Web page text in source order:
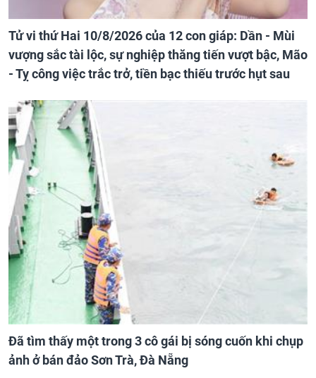
Tử vi thứ Hai 10/8/2026 của 12 con giáp: Dần - Mùi
vượng sắc tài lộc, sự nghiệp thăng tiến vượt bậc, Mão
- Tỵ công việc trắc trở, tiền bạc thiếu trước hụt sau
Đã tìm thấy một trong 3 cô gái bị sóng cuốn khi chụp
ảnh ở bán đảo Sơn Trà, Đà Nẵng